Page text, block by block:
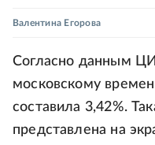
Валентина Егорова
Согласно данным
московскому
составила 3,42%.
представлена на